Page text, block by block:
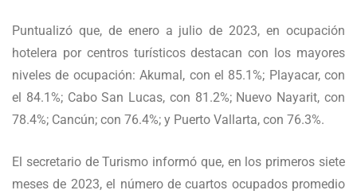
Puntualizó que, de enero a julio de 2023, en ocupación
hotelera por centros turísticos destacan con los mayores
niveles de ocupación: Akumal, con el 85.1%; Playacar, con
el 84.1%; Cabo San Lucas, con 81.2%; Nuevo Nayarit, con
78.4%; Cancún; con 76.4%; y Puerto Vallarta, con 76.3%.
El secretario de Turismo informó que, en los primeros siete
meses de 2023, el número de cuartos ocupados promedio